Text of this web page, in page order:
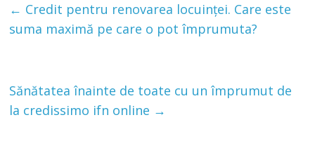
← Credit pentru renovarea locuinței. Care este
suma maximă pe care o pot împrumuta?
Sănătatea înainte de toate cu un împrumut de
la credissimo ifn online →